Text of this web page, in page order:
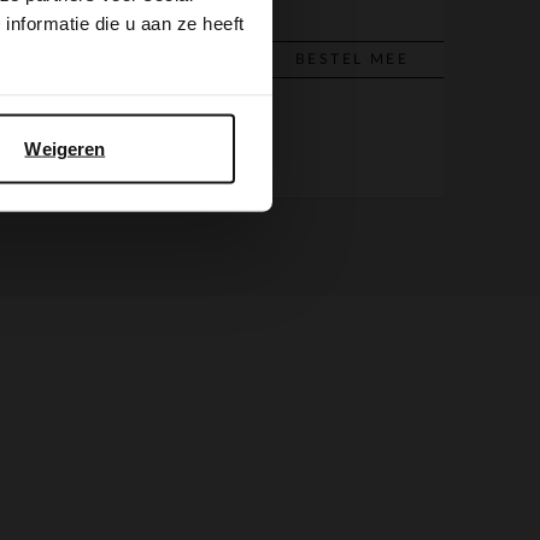
die u aan ze heeft
Weigeren
BESTEL MEE